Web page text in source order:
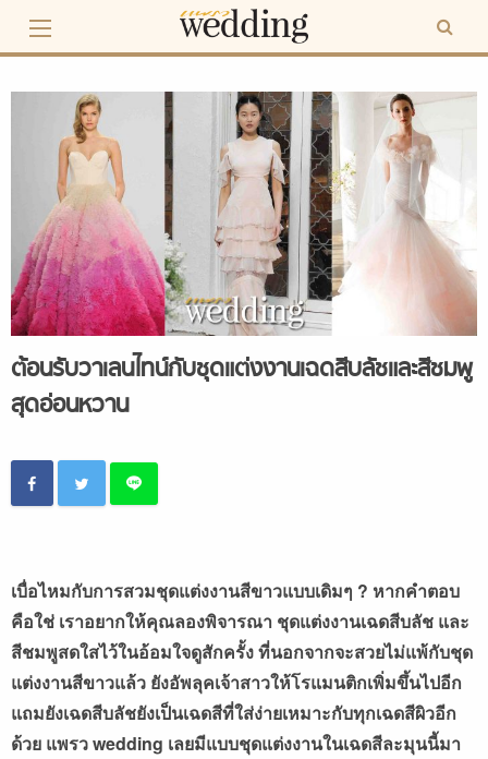
content
ต้อนรับวาเลนไทน์กับชุดแต่งงานเฉดสีบลัชและสีชมพู
สุดอ่อนหวาน
เบื่อไหมกับการสวมชุดแต่งงานสีขาวแบบเดิมๆ ? หากคำตอบ
คือใช่ เราอยากให้คุณลองพิจารณา ชุดแต่งงานเฉดสีบลัช และ
สีชมพูสดใสไว้ในอ้อมใจดูสักครั้ง ที่นอกจากจะสวยไม่แพ้กับชุด
แต่งงานสีขาวแล้ว ยังอัพลุคเจ้าสาวให้โรแมนติกเพิ่มขึ้นไปอีก
แถมยังเฉดสีบลัชยังเป็นเฉดสีที่ใส่ง่ายเหมาะกับทุกเฉดสีผิวอีก
ด้วย แพรว wedding เลยมีแบบชุดแต่งงานในเฉดสีละมุนนี้มา